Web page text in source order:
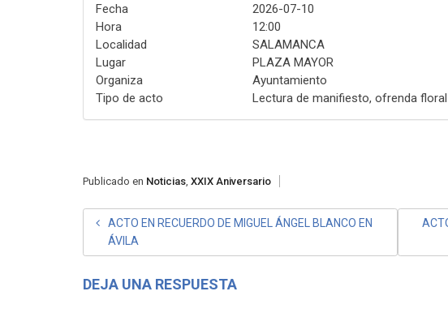
Fecha
2026-07-10
Hora
12:00
Localidad
SALAMANCA
Lugar
PLAZA MAYOR
Organiza
Ayuntamiento
Tipo de acto
Lectura de manifiesto, ofrenda
Publicado en Noticias XXIX Aniversario
NAVEGACIÓN
DE
ENTRADAS
ACTO EN RECUERDO DE MIGUEL ÁNGEL BLANCO EN
ÁVILA
DEJA UNA RESPUESTA